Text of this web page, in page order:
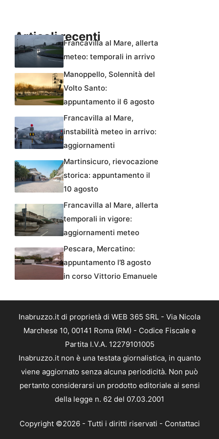
Articoli recentiFrancavilla al Mare, allerta
meteo: temporali in arrivo
Manoppello, Solennità del
Volto Santo:
appuntamento il 6 agosto
Francavilla al Mare,
instabilità meteo in arrivo:
aggiornamenti
Martinsicuro, rievocazione
storica: appuntamento il
10 agosto
Francavilla al Mare, allerta
temporali in vigore:
aggiornamenti meteo
Pescara, Mercatino:
appuntamento l’8 agosto
in corso Vittorio Emanuele
Inabruzzo.it di proprietà di WEB 365 SRL - Via Nicola
Marchese 10, 00141 Roma (RM) - Codice Fiscale e
Partita I.V.A. 12279101005
Inabruzzo.it non è una testata giornalistica, in quanto
viene aggiornato senza alcuna periodicità. Non può
pertanto considerarsi un prodotto editoriale ai sensi
della legge n. 62 del 07.03.2001
Copyright ©2026 - Tutti i diritti riservati - Contattaci